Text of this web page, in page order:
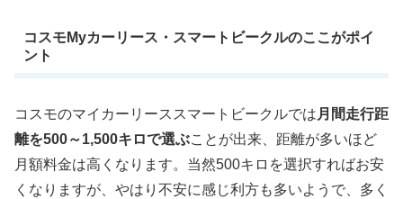
コスモMyカーリース・スマートビークルのここがポイ
ント
コスモのマイカーリーススマートビークルでは 月間走行距
離を500～1,500キロで選ぶことが出来、距離が多いほど
月額料金は高くなります。当然500キロを選択すればお安
くなりますが、やはり不安に感じ利方も多いようで、多く